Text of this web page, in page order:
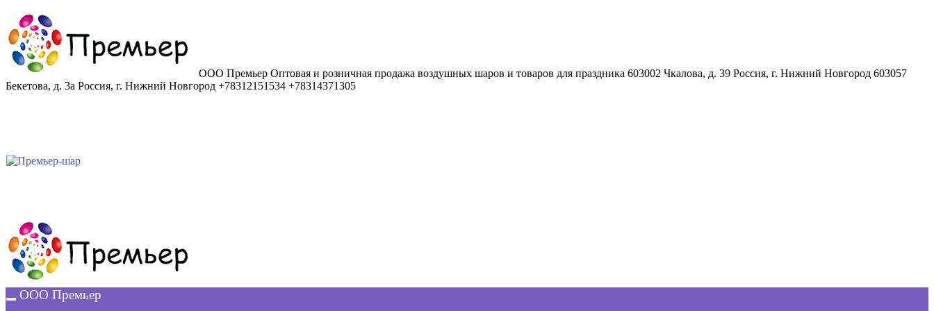
ООО Премьер Оптовая и розничная продажа воздушных шаров и товаров для праздника 603002 Чкалова, д. 39 Россия, г. Нижний Новгород 603057
Бекетова, д. 3а Россия, г. Нижний Новгород +78312151534 +78314371305
ООО Премьер